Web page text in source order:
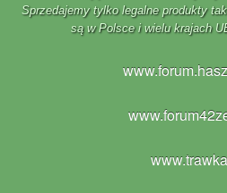
Sprzedajemy tylko legalne produkty
są w Polsce i wielu krajach